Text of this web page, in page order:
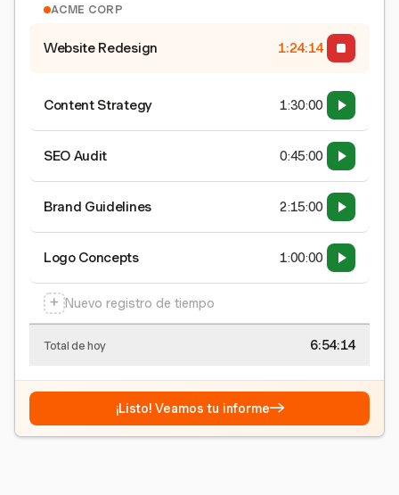
ACME CORP
Website Redesign 1:24:15
Content Strategy 1:30:00
SEO Audit 0:45:00
Brand Guidelines 2:15:00
Logo Concepts 1:00:00
+ Nuevo registro de tiempo
Total de hoy 6:54:15
¡Listo! Veamos tu informe→